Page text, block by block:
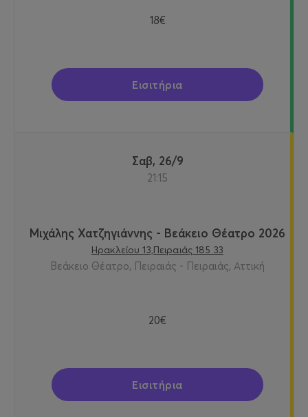
18€
Εισιτήρια
Σαβ, 26/9
21:15
Μιχάλης Χατζηγιάννης - Βεάκειο Θέατρο 2026
Ηρακλείου 13,Πειραιάς 185 33
Βεάκειο Θέατρο, Πειραιάς - Πειραιάς, Αττική
20€
Εισιτήρια